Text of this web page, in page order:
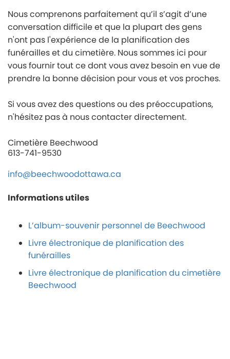
Nous comprenons parfaitement qu’il s’agit d’une
conversation difficile et que la plupart des gens
n'ont pas l'expérience de la planification des
funérailles et du cimetière. Nous sommes ici pour
vous fournir tout ce dont vous avez besoin en vue de
prendre la bonne décision pour vous et vos proches.
Si vous avez des questions ou des préoccupations,
n'hésitez pas à nous contacter directement.
Cimetière Beechwood
613-741-9530
info@beechwoodottawa.ca
Informations utiles
L’album-souvenir personnel de Beechwood
Livre électronique de planification des
funérailles
Livre électronique de planification du cimetière
Beechwood